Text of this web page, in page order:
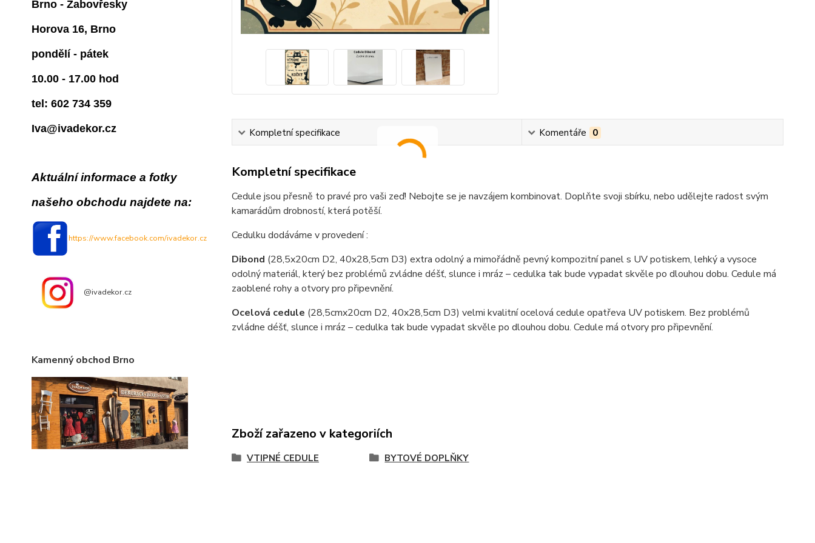
Brno - Žabovřesky
Horova 16, Brno
pondělí - pátek
10.00 - 17.00 hod
tel: 602 734 359
Iva@ivadekor.cz
Aktuální informace a fotky
našeho obchodu najdete na:
https://www.facebook.com/ivadekor.cz
@ivadekor.cz
Kamenný obchod Brno
Kompletní specifikace Komentáře 0
Kompletní specifikace
Cedule jsou přesně to pravé pro vaši zeď! Nebojte se je navzájem kombinovat. Doplňte svoji sbírku, nebo udělejte radost svým
kamarádům drobností, která potěší.
Cedulku dodáváme v provedení :
Dibond (28,5x20cm D2, 40x28,5cm D3) extra odolný a mimořádně pevný kompozitní panel s UV potiskem, lehký a vysoce
odolný materiál, který bez problémů zvládne déšť, slunce i mráz – cedulka tak bude vypadat skvěle po dlouhou dobu. Cedule má
zaoblené rohy a otvory pro připevnění.
Ocelová cedule (28,5cmx20cm D2, 40x28,5cm D3) velmi kvalitní ocelová cedule opatřeva UV potiskem. Bez problémů
zvládne déšť, slunce i mráz – cedulka tak bude vypadat skvěle po dlouhou dobu. Cedule má otvory pro připevnění.
Zboží zařazeno v kategoriích
VTIPNÉ CEDULE BYTOVÉ DOPLŇKY